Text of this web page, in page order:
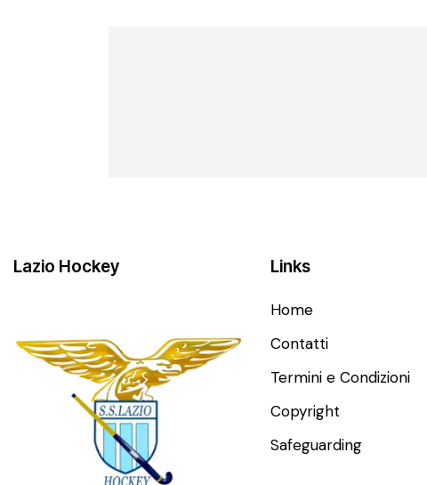
Lazio Hockey Links
Home
Contatti
Termini e Condizioni
Copyright
Safeguarding